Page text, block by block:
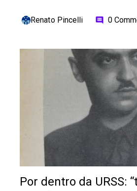
Renato Pincelli comment 0
Por dentro da URSS: